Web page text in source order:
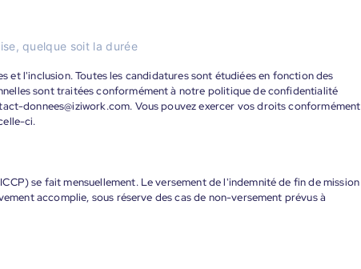
quelque soit la durée
et l'inclusion. Toutes les candidatures sont étudiées en fonction des
sont traitées conformément à notre politique de confidentialité
donnees@iziwork.com. Vous pouvez exercer vos droits conformément
ci.
se fait mensuellement. Le versement de l'indemnité de fin de mission
accomplie, sous réserve des cas de non-versement prévus à